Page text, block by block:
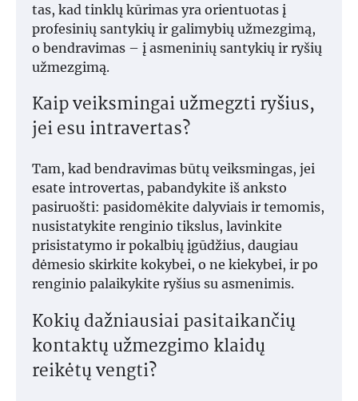
tas, kad tinklų kūrimas yra orientuotas į
profesinių santykių ir galimybių užmezgimą,
o bendravimas – į asmeninių santykių ir ryšių
užmezgimą.
Kaip veiksmingai užmegzti ryšius,
jei esu intravertas?
Tam, kad bendravimas būtų veiksmingas, jei
esate introvertas, pabandykite iš anksto
pasiruošti: pasidomėkite dalyviais ir temomis,
nusistatykite renginio tikslus, lavinkite
prisistatymo ir pokalbių įgūdžius, daugiau
dėmesio skirkite kokybei, o ne kiekybei, ir po
renginio palaikykite ryšius su asmenimis.
Kokių dažniausiai pasitaikančių
kontaktų užmezgimo klaidų
reikėtų vengti?